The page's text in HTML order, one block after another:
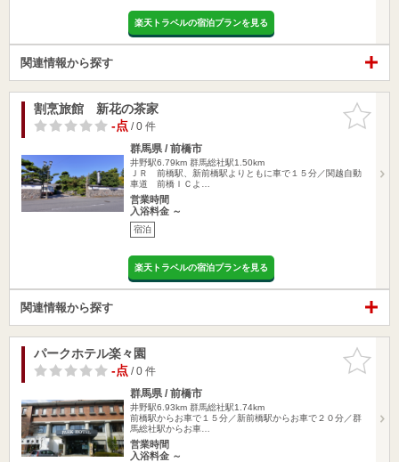
楽天トラベルの宿泊プランを見る
関連情報から探す
お気に入
りに追加
割烹旅館 新花の茶家
-点/ 0 件
群馬県 / 前橋市
井野駅6.79km 群馬総社駅1.50km
ＪＲ 前橋駅、新前橋駅よりともに車で１５分／関越自動
車道 前橋ＩＣよ…
営業時間
入浴料金 ～
宿泊
楽天トラベルの宿泊プランを見る
関連情報から探す
お気に入
りに追加
パークホテル楽々園
-点/ 0 件
群馬県 / 前橋市
井野駅6.93km 群馬総社駅1.74km
前橋駅からお車で１５分／新前橋駅からお車で２０分／群
馬総社駅からお車…
営業時間
入浴料金 ～